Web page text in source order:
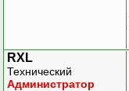
RXL
Технический
Администратор